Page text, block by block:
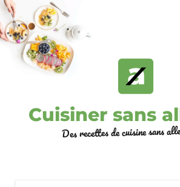
Cuisiner sans
Des recettes de cuisine sans